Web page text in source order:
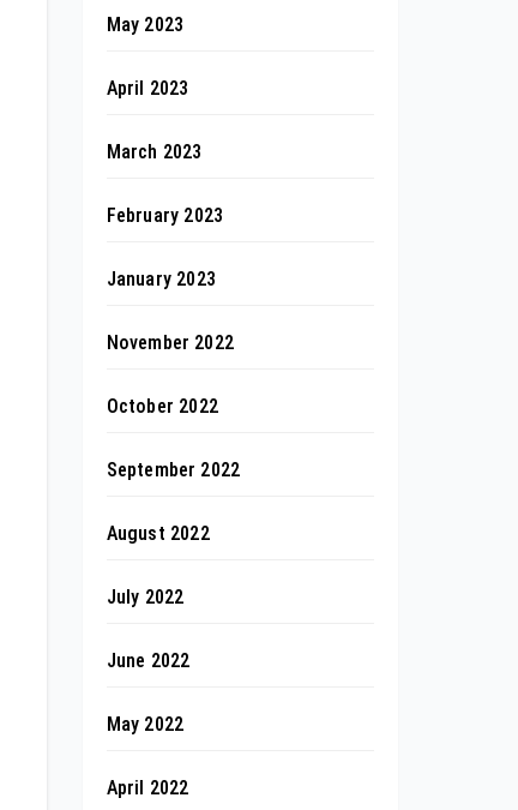
May 2023
April 2023
March 2023
February 2023
January 2023
November 2022
October 2022
September 2022
August 2022
July 2022
June 2022
May 2022
April 2022